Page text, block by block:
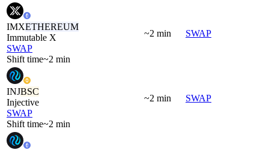
IMXETHEREUM
Immutable X
SWAP
Shift time~2 min
~2 min SWAP
INJBSC
Injective
SWAP
Shift time~2 min
~2 min SWAP